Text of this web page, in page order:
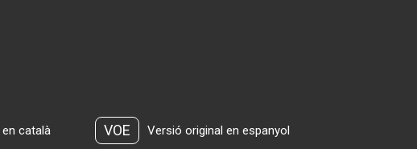
català VOE Versió original en espanyol